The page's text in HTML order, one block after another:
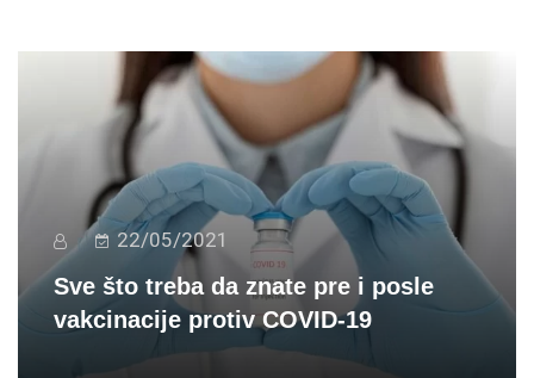
22/05/2021
Sve što treba da znate pre i posle
vakcinacije protiv COVID-19